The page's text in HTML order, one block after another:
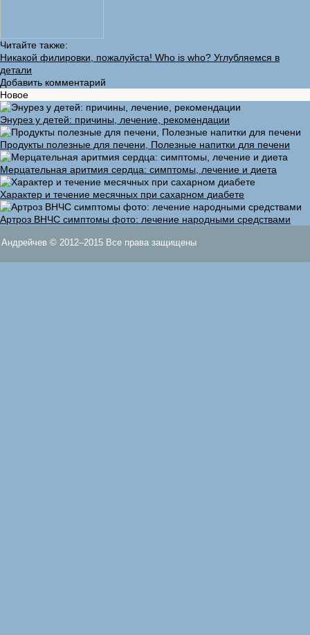
Читайте также:
Никакой филировки, пожалуйста! Who is who? Углубляемся в
детали
Добавить комментарий
Новое
Энурез у детей: причины, лечение, рекомендации
Продукты полезные для печени, Полезные напитки для печени
Мерцательная аритмия сердца: симптомы, лечение и диета
Характер и течение месячных при сахарном диабете
Артроз ВНЧС симптомы фото: лечение народными средствами
Андрейчев © 2012–2015 Все права защищены